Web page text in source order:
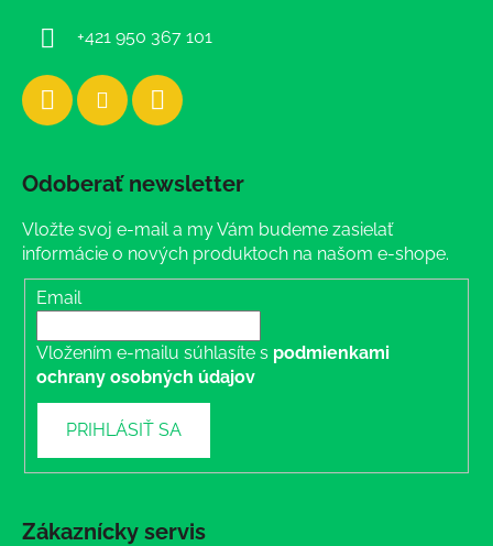
+421 950 367 101
Odoberať newsletter
Vložte svoj e-mail a my Vám budeme zasielať
informácie o nových produktoch na našom e-shope.
Email
Vložením e-mailu súhlasíte s podmienkami
ochrany osobných údajov
PRIHLÁSIŤ SA
Zákaznícky servis